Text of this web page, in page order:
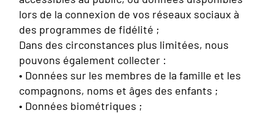
lors de la connexion de vos réseaux sociaux à
des programmes de fidélité ;
Dans des circonstances plus limitées, nous
pouvons également collecter :
• Données sur les membres de la famille et les
compagnons, noms et âges des enfants ;
• Données biométriques ;